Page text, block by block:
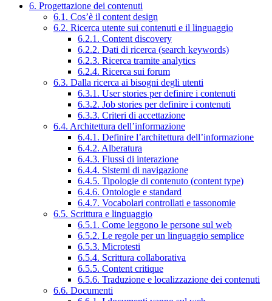
6. Progettazione dei contenuti
6.1. Cos’è il content design
6.2. Ricerca utente sui contenuti e il linguaggio
6.2.1. Content discovery
6.2.2. Dati di ricerca (search keywords)
6.2.3. Ricerca tramite analytics
6.2.4. Ricerca sui forum
6.3. Dalla ricerca ai bisogni degli utenti
6.3.1. User stories per definire i contenuti
6.3.2. Job stories per definire i contenuti
6.3.3. Criteri di accettazione
6.4. Architettura dell’informazione
6.4.1. Definire l’architettura dell’informazione
6.4.2. Alberatura
6.4.3. Flussi di interazione
6.4.4. Sistemi di navigazione
6.4.5. Tipologie di contenuto (content type)
6.4.6. Ontologie e standard
6.4.7. Vocabolari controllati e tassonomie
6.5. Scrittura e linguaggio
6.5.1. Come leggono le persone sul web
6.5.2. Le regole per un linguaggio semplice
6.5.3. Microtesti
6.5.4. Scrittura collaborativa
6.5.5. Content critique
6.5.6. Traduzione e localizzazione dei contenuti
6.6. Documenti